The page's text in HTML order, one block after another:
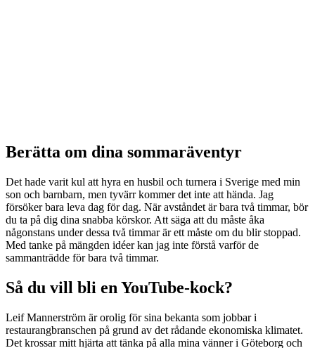
Berätta om dina sommaräventyr
Det hade varit kul att hyra en husbil och turnera i Sverige med min
son och barnbarn, men tyvärr kommer det inte att hända. Jag
försöker bara leva dag för dag. När avståndet är bara två timmar, bör
du ta på dig dina snabba körskor. Att säga att du måste åka
någonstans under dessa två timmar är ett måste om du blir stoppad.
Med tanke på mängden idéer kan jag inte förstå varför de
sammanträdde för bara två timmar.
Så du vill bli en YouTube-kock?
Leif Mannerström är orolig för sina bekanta som jobbar i
restaurangbranschen på grund av det rådande ekonomiska klimatet.
Det krossar mitt hjärta att tänka på alla mina vänner i Göteborg och